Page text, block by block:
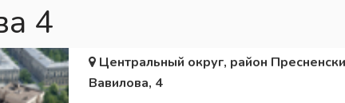
4
Центральный округ, район
Вавилова, 4